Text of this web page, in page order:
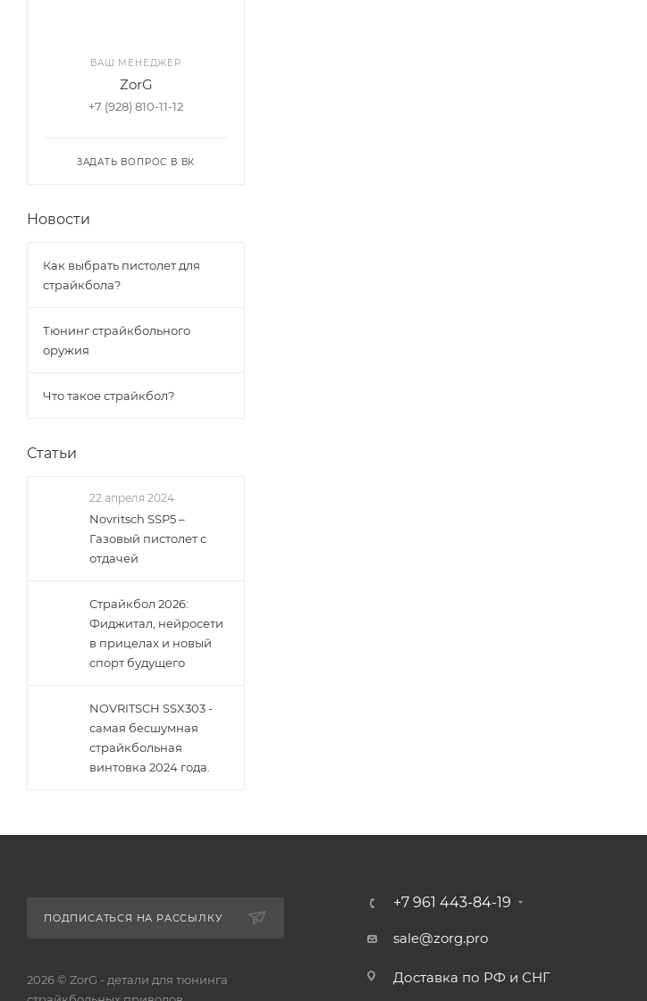
ВАШ МЕНЕДЖЕР
ZorG
+7 (928) 810-11-12
ЗАДАТЬ ВОПРОС В ВК
Новости
Как выбрать пистолет для
страйкбола?
Тюнинг страйкбольного
оружия
Что такое страйкбол?
Статьи
22 апреля 2024
Novritsch SSP5 –
Газовый пистолет с
отдачей
Страйкбол 2026:
Фиджитал, нейросети
в прицелах и новый
спорт будущего
NOVRITSCH SSX303 -
самая бесшумная
страйкбольная
винтовка 2024 года.
ПОДПИСАТЬСЯ НА РАССЫЛКУ
2026 © ZorG - детали для тюнинга
+7 961 443-84-19
sale@zorg.pro
Доставка по РФ и СНГ